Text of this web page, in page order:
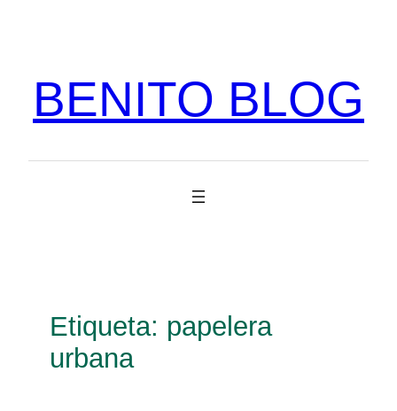
BENITO BLOG
Etiqueta: papelera
urbana